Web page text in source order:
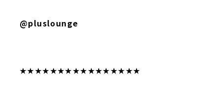
@pluslounge
★★★★★★★★★★★★★★★★